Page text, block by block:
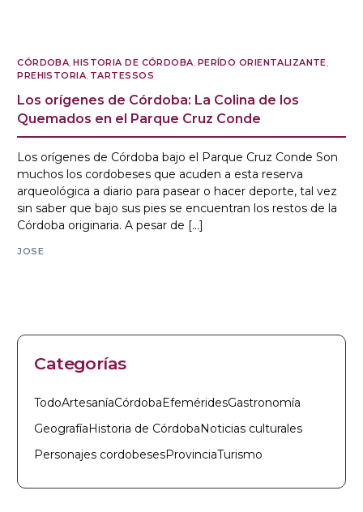
CÓRDOBA ,HISTORIA DE CÓRDOBA PERÍDO ORIENTALIZANTE
PREHISTORIA TARTESSOS
Los orígenes de Córdoba: La Colina de los
Quemados en el Parque Cruz Conde
Los orígenes de Córdoba bajo el Parque Cruz Conde Son
muchos los cordobeses que acuden a esta reserva
arqueológica a diario para pasear o hacer deporte, tal vez
sin saber que bajo sus pies se encuentran los restos de la
Córdoba originaria. A pesar de […]
JOSE
Categorías
TodoArtesaníaCórdobaEfeméridesGastronomía
GeografíaHistoria de CórdobaNoticias culturales
Personajes cordobesesProvinciaTurismo